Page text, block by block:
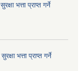
भत्ता प्राप्त गर्ने
भत्ता प्राप्त गर्ने